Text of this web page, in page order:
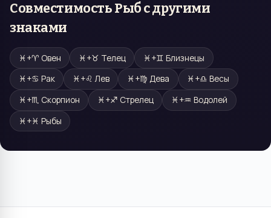
СовместимостьРыбс другими
знаками
♓ +♈ Овен ♓ +♉ Телец ♓ +♊ Близнецы
♓ +♋ Рак ♓ +♌ Лев ♓ +♍ Дева ♓ +♎ Весы
♓ +♏ Скорпион ♓ +♐ Стрелец ♓ +♒ Водолей
♓ +♓ Рыбы